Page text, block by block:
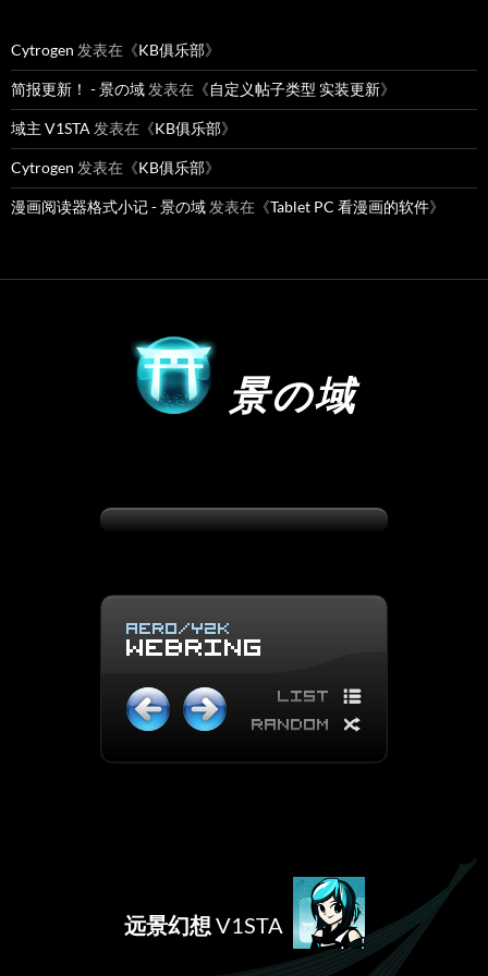
Cytrogen 发表在《KB俱乐部》
简报更新！ - 景の域 发表在《自定义帖子类型 实装更新》
域主 V1STA 发表在《KB俱乐部》
Cytrogen 发表在《KB俱乐部》
漫画阅读器格式小记 - 景の域 发表在《Tablet PC 看漫画的软件》
景の域
远景幻想 V1STA